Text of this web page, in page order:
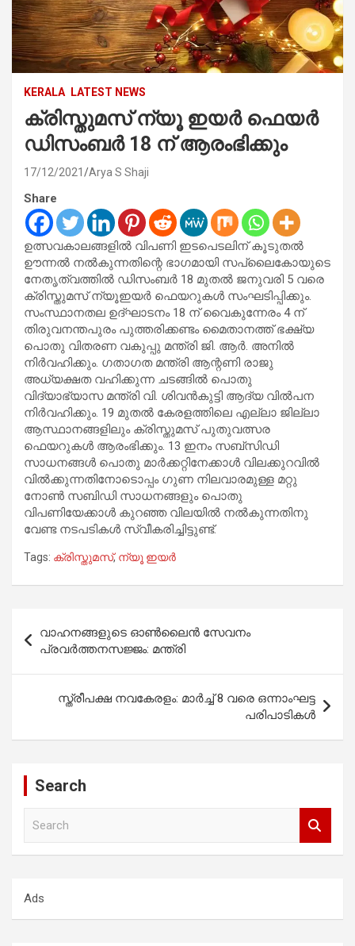
KERALA LATEST NEWS
ക്രിസ്തുമസ് ന്യൂ ഇയർ ഫെയർ
ഡിസംബർ 18 ന് ആരംഭിക്കും
17/12/2021 Arya S Shaji
Share
ഉത്സവകാലങ്ങളിൽ വിപണി ഇടപെടലിന് കൂടുതൽ
ഊന്നൽ നൽകുന്നതിന്റെ ഭാഗമായി സപ്ലൈകോയുടെ
നേതൃത്വത്തിൽ ഡിസംബർ 18 മുതൽ ജനുവരി 5 വരെ
ക്രിസ്തുമസ് ന്യൂഇയർ ഫെയറുകൾ സംഘടിപ്പിക്കും.
സംസ്ഥാനതല ഉദ്ഘാടനം 18 ന് വൈകുന്നേരം 4 ന്
തിരുവനന്തപുരം പുത്തരിക്കണ്ടം മൈതാനത്ത് ഭക്ഷ്യ
പൊതു വിതരണ വകുപ്പു മന്ത്രി ജി. ആർ. അനിൽ
നിർവഹിക്കും. ഗതാഗത മന്ത്രി ആന്റണി രാജു
അധ്യക്ഷത വഹിക്കുന്ന ചടങ്ങിൽ പൊതു
വിദ്യാഭ്യാസ മന്ത്രി വി. ശിവൻകുട്ടി ആദ്യ വിൽപന
നിർവഹിക്കും. 19 മുതൽ കേരളത്തിലെ എല്ലാ ജില്ലാ
ആസ്ഥാനങ്ങളിലും ക്രിസ്തുമസ് പുതുവത്സര
ഫെയറുകൾ ആരംഭിക്കും. 13 ഇനം സബ്‌സിഡി
സാധനങ്ങൾ പൊതു മാർക്കറ്റിനേക്കാൾ വിലക്കുറവിൽ
വിൽക്കുന്നതിനോടൊപ്പം ഗുണ നിലവാരമുള്ള മറ്റു
നോൺ സബിഡി സാധനങ്ങളും പൊതു
വിപണിയേക്കാൾ കുറഞ്ഞ വിലയിൽ നൽകുന്നതിനു
വേണ്ട നടപടികൾ സ്വീകരിച്ചിട്ടുണ്ട്.
Tags: ക്രിസ്തുമസ്, ന്യൂ ഇയർ
navigation
വാഹനങ്ങളുടെ ഓൺലൈൻ സേവനം
പ്രവർത്തനസജ്ജം: മന്ത്രി
സ്ത്രീപക്ഷ നവകേരളം: മാർച്ച് 8 വരെ ഒന്നാംഘട്ട
പരിപാടികൾ
Search
h
Ads